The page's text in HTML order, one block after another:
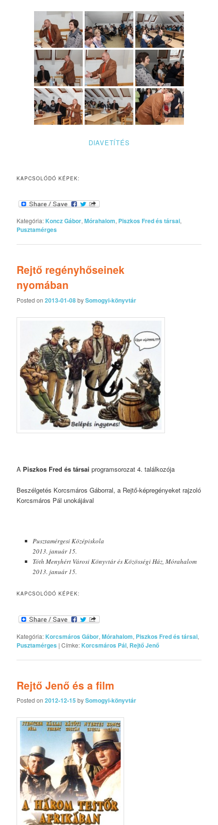
DIAVETÍTÉS
KAPCSOLÓDÓ KÉPEK:
Kategória: Koncz Gábor,Mórahalom, Piszkos Fred és társai,
Pusztamérges
Rejtő regényhőseinek
nyomában
Posted on2013-01-08bySomogyi-könyvtár
A Piszkos Fred és társai programsorozat 4. találkozója
Beszélgetés Korcsmáros Gáborral, a Rejtő-képregényeket rajzoló
Korcsmáros Pál unokájával
Pusztamérgesi Középiskola
2013. január 15.
Tóth Menyhért Városi Könyvtár és Közösségi Ház, Mórahalom
2013. január 15.
KAPCSOLÓDÓ KÉPEK:
Kategória: Korcsmáros Gábor,Mórahalom, Piszkos Fred és társai,
Pusztamérges |Címke: Korcsmáros Pál, Rejtő Jenő
Rejtő Jenő és a film
Posted on2012-12-15 bySomogyi-könyvtár